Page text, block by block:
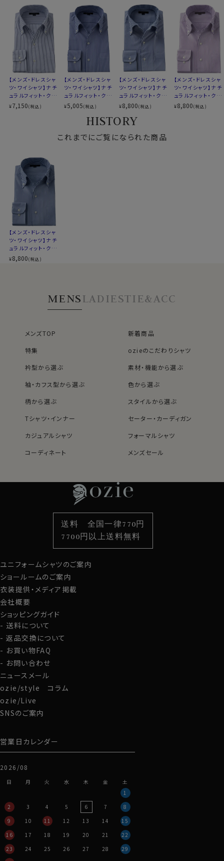
クールマックス®オールシーズン・ファブリックは、形態安
定性により、日々のお手入れが非常に楽。
お手入れ方法は全シャツ共通ですが、特に本製品は下記
方法でお手入れする事で、洗濯後のお手入れが楽になり
ます。
・洗濯ネットに入れ、脱水は短めに設定（1分以内を目安
に）。生地への負担が少なく、シワも残りにくくなります。
・洗濯後はできるだけ早めに取り出し、軽くはたいてシワ
を伸ばして干す。
・形を整えて干すことで、ほぼノーアイロンでご着用いた
※しわの出方は洗濯環境や干し方により異なります。
忙しい日常の中でも、「洗って、干して、そのまま着られ
る」
そんな扱いやすさを目指した素材です。
●クールマックス®エコメイド・ファイバー使用
100％再生ペットボトル素材から作られたクールマック
ス®エコメイド・ファイバーを使用。
ドライで快適な着心地を提供するとともに、環境にも配
慮したサスティナブル素材です。
●素材の違いで選ぶクールマックスシャツ
▼とにかくお手入れのしやすさを重視したい方
ファブリック
です。
綿の風合いを活かしつつ、綿100％よりもシワになりにく
いバランス型素材です。
＊クールマックス®（COOLMAX®）はThe LYCRA
●スキッパータイプのイタリアンカラーシャツ
このシャツは衿と前立ての裏部分がオープンカラーのよ
衿開きのいいノーネクタイ専用シャツ。
衿がきれいに開くように第2ボタンの位置を少し下げてい
さらに一番上にボタンのないスキッパータイプにて生産。
衿高をやや高くすることにより、より一層衿のロールが大
きく出るよう、また衿元がよりきれいに開くように仕上げ
ました。
ノーネクタイ専用のややカジュアル度の高い商品であり
ながら、非常にエレガントなシャツです。
ノーネクタイのビジカジスタイルや、在宅・出勤といった
テレワークスタイルにうってつけのシャツといえるでしょ
う。
WEBミーティングの画面映えも抜群です！
また結婚式の二次会等ノーネクタイで臨むフォーマルや
パーティーシーンに特におすすめです。
アクセントとして首周りにアスコットタイなどを巻くと、よ
ス仕様になっておりますので、カフスボタンもご利用いた
だけます。
S-37～LL-43・3L-45･4L-47cm / トールM-88・L-90・
LL-90cm・全１２サイズにてご用意。(サイズ表C)
スポット商品につき再入荷はございませんのでご了承く
ださい。
40704
衿型
イタリアンカラー（ワンピースカラー）
スキッパータイプ
ボタンダウン
キーパー
なし
前立て
裏前立て
後身頃
バックダーツ入り
ポケット ポケットあり
柄
ストライプ
カフス
ラウンドカット
アジャスタブル
コンバーチブルカフス
S-37～LL-43・3L-45･4L-47cm
全１２サイズ
スタイル ナチュラルフィット
生産国
中国
▼スポット商品につき再入荷はございませんのでご了承
ください
▼ナチュラルフィットとは？
後ろ身頃にダーツを入れて、ウエスト部分をやや絞ったス
タイルです。
になっています。 ※43cm（LL）・45cm（3L）・
47cm(4L)サイズにおいては絞りを若干ゆるくしておりま
ください。
【メンズ・ドレスシャ
ツ・ワイシャツ】ナチ
ュラルフィット・クー
ルマックス・ドライ・
形態安定・イタリア
¥7,150(税込)
【メンズ・ドレスシャ
ツ・ワイシャツ】ナチ
ュラルフィット・クー
ルマックス・ドライ・
形態安定・ブロー
ド・イタリアンカラ
ー・ボタンダウン・ス
キッパー・第一ボタ
ン無し・SALE
¥5,005(税込)
【メンズ・ドレスシャ
ツ・ワイシャツ】ナチ
ュラルフィット・クー
ルマックス・オールシ
ーズン・ドライ・形態
安定・イタリアンカ
ラー・ボタンダウン・
第一ボタンあり
¥8,800(税込)
【メンズ・ドレスシャ
ツ・ワイシャツ】ナチ
ュラルフィット・クー
ルマックス・オールシ
ーズン・ドライ・形態
¥8,800(税込)
HISTORY
これまでにご覧になられた商品
【メンズ・ドレスシャ
ツ・ワイシャツ】ナチ
ュラルフィット・クー
ルマックス・オールシ
ーズン・ドライ・形態
ー・第一ボタン無し
¥8,800(税込)
MENSLADIESTIE&ACC
メンズTOP
新着商品
特集
ozieのこだわりシャツ
衿型から選ぶ
素材・機能から選ぶ
袖・カフス型から選ぶ
色から選ぶ
柄から選ぶ
スタイルから選ぶ
Tシャツ・インナー
セーター・カーディガン
カジュアルシャツ
フォーマルシャツ
コーディネート
メンズセール
袖・カフス型から選ぶ
色から選ぶ
柄から選ぶ
スタイルから選ぶ
カジュアルシャツ
定番シャツ
カフスボタン
サスペンダー
財布・名刺入れ
バッグ
ストール・マフラー
グローブ
ユニフォームシャツのご案内
ショールームのご案内
衣装提供・メディア掲載
会社概要
ショッピングガイド
送料について
返品交換について
お買い物FAQ
お問い合わせ
ニュースメール
ozie/style コラム
ozie/Live
SNSのご案内
営業日カレンダー
2026/08
日 月 火 水 木 金
土
1
2
3 4 5 6 7
8
9
10 11 12 13 14
15
16
17 18 19 20 21
22
23
24 25 26 27 28
29
送料 全国一律770円
7700円以上送料無料